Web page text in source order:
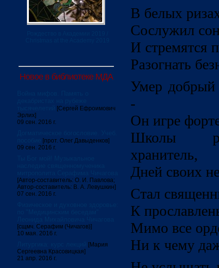
Новое в библиотеке МДА
[Сергей Ефроимович
Эрлих]
09 сен. 2016 г.
[прот. Олег Давыденков]
09 сен. 2016 г.
[Автор-составитель: О. И. Павлова;
Автор-составитель: В. А. Левушкин]
07 сен. 2016 г.
[сщмч. Серафим (Чичагов)]
10 мая. 2016 г.
[Мария
Сергеевна Красовицкая]
21 апр. 2016 г.
В белых
Сослужил
И стремятся
Разогнать
Умер добрый
-
Он игре
Школы
хранитель,
Дней своих
Стал
К
Мимо все
Ни к чему